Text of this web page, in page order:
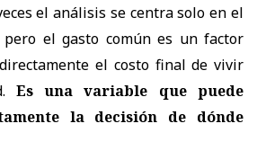
el análisis se centra solo en el
el gasto común es un factor
el costo final de vivir
Es una variable que puede
la decisión de dónde